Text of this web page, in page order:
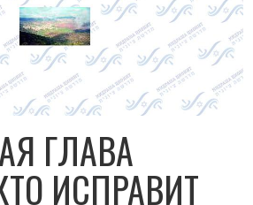
ГЛАВА
ИСПРАВИТ